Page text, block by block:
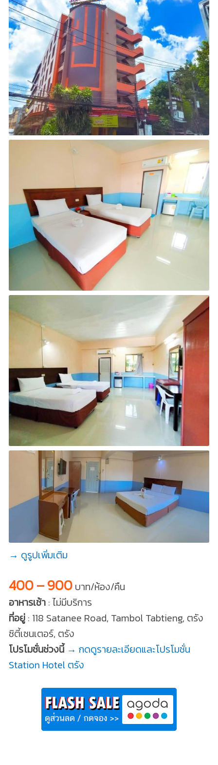
→ ดูรูปเพิ่มเติม
400 – 900บาท/ห้อง/คืน
อาหารเช้า: ไม่มีบริการ
ที่อยู่: 118 Satanee Road, Tambol Tabtieng, ตรัง
ซิตี้เซนเตอร์, ตรัง
โปรโมชั่นช่วงนี้ → กดดูรายละเอียดและโปรโมชั่น
Station Hotel ตรัง